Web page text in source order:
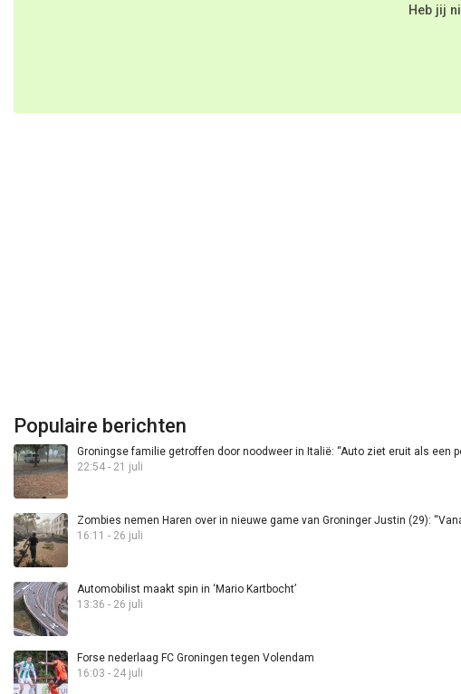
Heb jij
Populaire berichten
Groningse familie getroffen door noodweer in Italië: “Auto ziet eruit als een
22:54 - 21 juli
Zombies nemen Haren over in nieuwe game van Groninger Justin (29):
16:11 - 26 juli
Automobilist maakt spin in ‘Mario Kartbocht’
13:36 - 26 juli
Forse nederlaag FC Groningen tegen Volendam
16:03 - 24 juli